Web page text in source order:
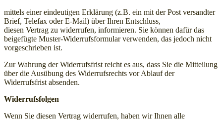
mittels einer eindeutigen Erklärung (z.B. ein mit der Post versandter
Brief, Telefax oder E-Mail) über Ihren Entschluss,
diesen Vertrag zu widerrufen, informieren. Sie können dafür das
beigefügte Muster-Widerrufsformular verwenden, das jedoch nicht
vorgeschrieben ist.
Zur Wahrung der Widerrufsfrist reicht es aus, dass Sie die Mitteilung
über die Ausübung des Widerrufsrechts vor Ablauf der
Widerrufsfrist absenden.
Widerrufsfolgen
Wenn Sie diesen Vertrag widerrufen, haben wir Ihnen alle
Widerrufsformular